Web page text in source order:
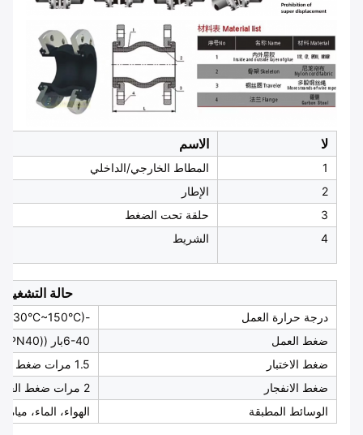
لا الاسم
1
المطاط الخارجي/الداخلي
2
الإطار
3
حلقة تحت الضغط
4
الشريط
حالة التشغيل
درجة حرارة العمل
-15°C~80°C ((-30°C~150°C)
ضغط العمل
6-40بار ((PN6-PN40)
ضغط الاختبار
1.5 مرات ضغط العمل
ضغط الانفجار
2 مرات ضغط العمل
الوسائط المطبقة
الهواء، الماء،